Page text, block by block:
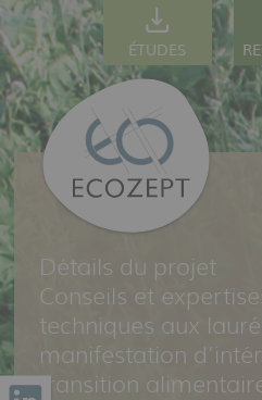
ÉTUDES
Détails du projet
Conseils et
techniques aux
manifestation
transition